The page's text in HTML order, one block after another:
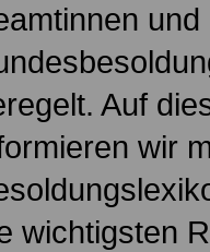
Auf
wir
wichtigsten